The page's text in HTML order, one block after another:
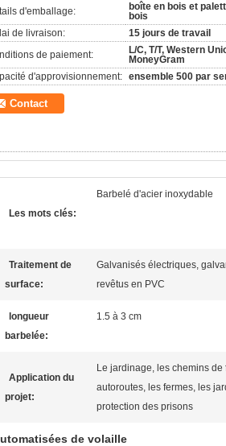
d'emballage:
boîte en bois et
bois
de livraison:
15 jours de travail
de paiement:
L/C, T/T, Western
MoneyGram
d'approvisionnement: ensemble 500 par
Contact
Les mots clés:
Barbelé d'acier inoxydable
Traitement de
surface:
Galvanisés électriques,
revêtus en PVC
longueur
barbelée:
1.5 à 3 cm
Application du
projet:
Le jardinage, les chemins de
autoroutes, les fermes, les
protection des prisons
de volaille